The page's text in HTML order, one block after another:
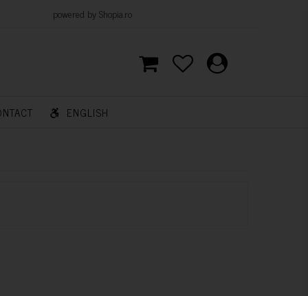
by Shopia.ro
ENGLISH